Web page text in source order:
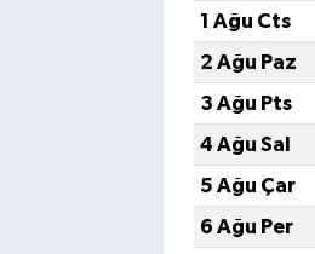
1 Ağu Cts
2 Ağu Paz
3 Ağu Pts
4 Ağu Sal
5 Ağu Çar
6 Ağu Per